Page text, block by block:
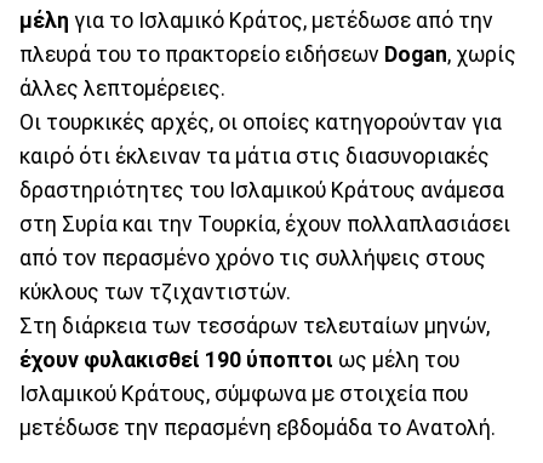
μέλη για το Ισλαμικό Κράτος, μετέδωσε από την
πλευρά του το πρακτορείο ειδήσεων Dogan, χωρίς
άλλες λεπτομέρειες.
Οι τουρκικές αρχές, οι οποίες κατηγορούνταν για
καιρό ότι έκλειναν τα μάτια στις διασυνοριακές
δραστηριότητες του Ισλαμικού Κράτους ανάμεσα
στη Συρία και την Τουρκία, έχουν πολλαπλασιάσει
από τον περασμένο χρόνο τις συλλήψεις στους
κύκλους των τζιχαντιστών.
Στη διάρκεια των τεσσάρων τελευταίων μηνών,
έχουν φυλακισθεί 190 ύποπτοι ως μέλη του
Ισλαμικού Κράτους, σύμφωνα με στοιχεία που
μετέδωσε την περασμένη εβδομάδα το Ανατολή.